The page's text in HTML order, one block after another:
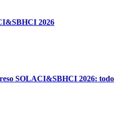
2026
SOLACI&SBHCI 2026: todo